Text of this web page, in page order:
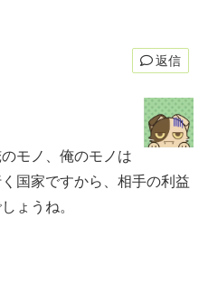
返信
モノ、俺のモノは
国家ですから、相手の利益
ょうね。